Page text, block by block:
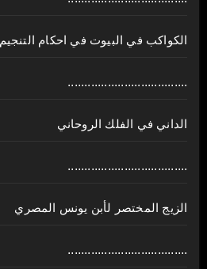
الكواكب في البيوت في احكام التنجيم
....................................
الداني في الفلك الروحاني
....................................
الزيج المختصر لأبن يونس المصري
....................................